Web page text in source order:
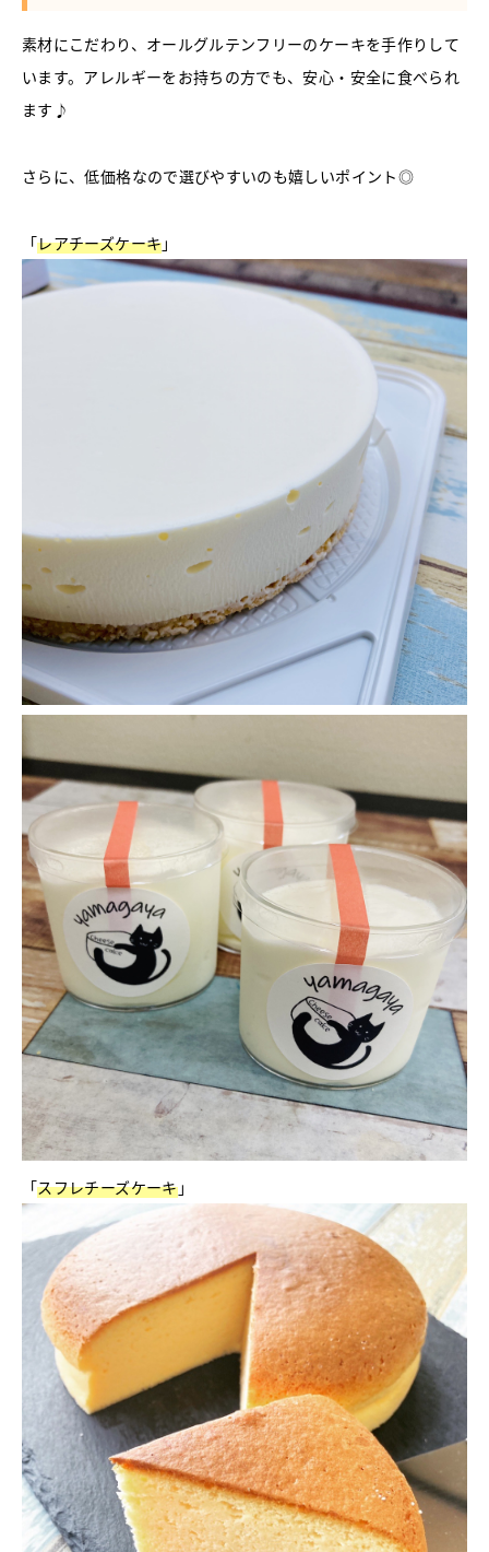
素材にこだわり、オールグルテンフリーのケーキを手作りして
います。アレルギーをお持ちの方でも、安心・安全に食べられ
ます♪
さらに、低価格なので選びやすいのも嬉しいポイント◎
「レアチーズケーキ」
「スフレチーズケーキ」